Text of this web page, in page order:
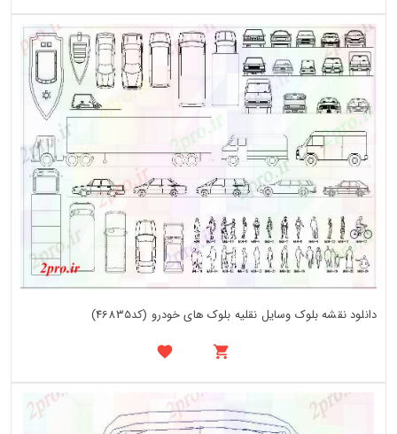
دانلود نقشه بلوک وسایل نقلیه بلوک های خودرو (کد46835)